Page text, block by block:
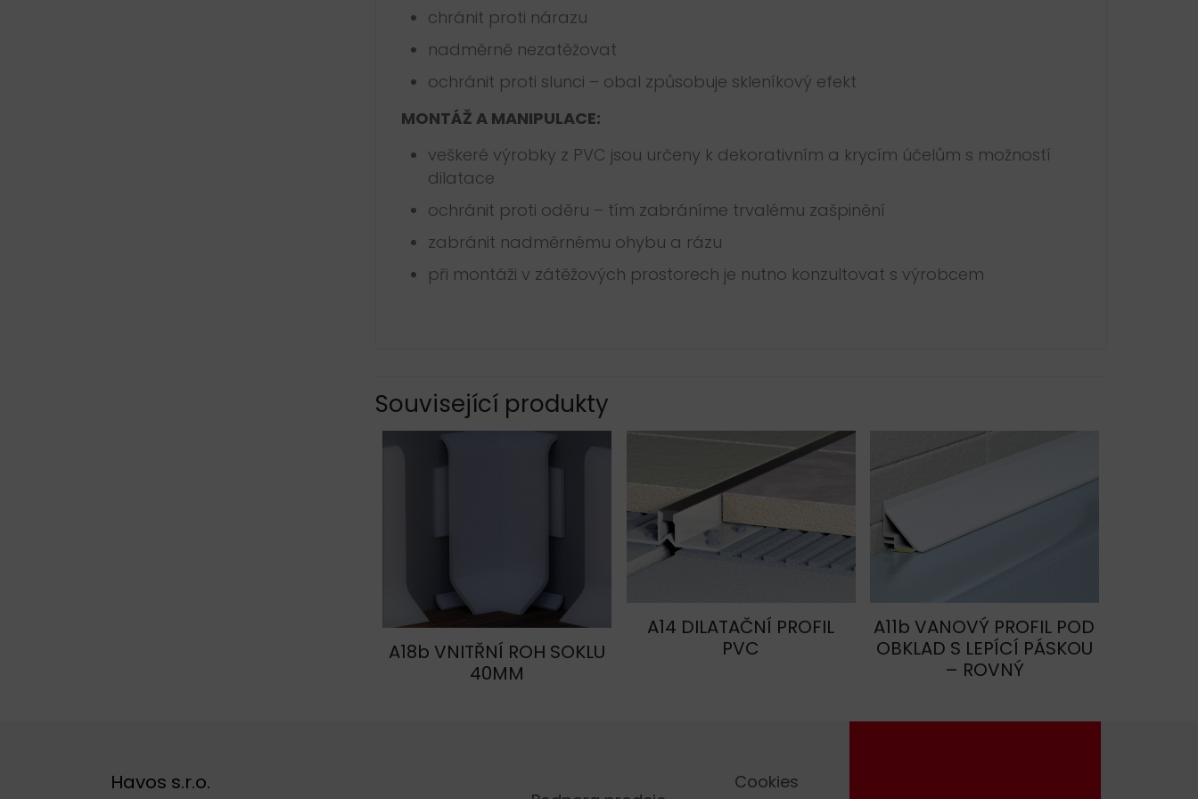
chránit proti nárazu
nadměrně nezatěžovat
ochránit proti slunci – obal způsobuje skleníkový efekt
MONTÁŽ A MANIPULACE:
veškeré výrobky z PVC jsou určeny k dekorativním a krycím účelům s možností
dilatace
ochránit proti oděru – tím zabráníme trvalému zašpinění
zabránit nadměrnému ohybu a rázu
při montáži v zátěžových prostorech je nutno konzultovat s výrobcem
Související produkty
A18b VNITŘNÍ ROH SOKLU
40MM
A14 DILATAČNÍ PROFIL
PVC
A11b VANOVÝ PROFIL POD
OBKLAD S LEPÍCÍ PÁSKOU
– ROVNÝ
Havos s.r.o. Cookies